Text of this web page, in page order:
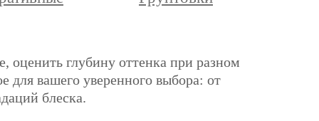
оценить глубину оттенка при разном
для вашего уверенного выбора: от
блеска.